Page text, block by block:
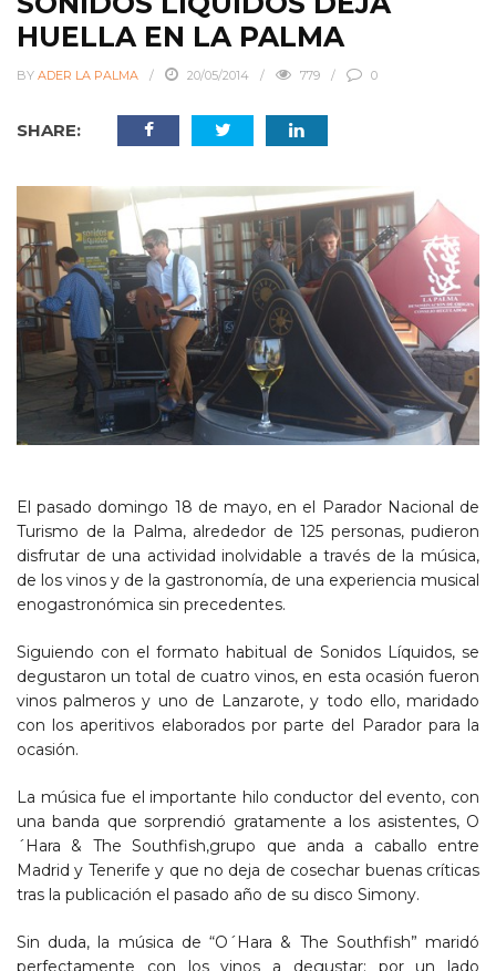
HUELLA EN LA PALMA
BY ADER LA PALMA 20/05/2014 779 0
SHARE:
El pasado domingo 18 de mayo, en el Parador Nacional de
Turismo de la Palma, alrededor de 125 personas, pudieron
disfrutar de una actividad inolvidable a través de la música,
de los vinos y de la gastronomía, de una experiencia musical
enogastronómica sin precedentes.
Siguiendo con el formato habitual de Sonidos Líquidos, se
degustaron un total de cuatro vinos, en esta ocasión fueron
vinos palmeros y uno de Lanzarote, y todo ello, maridado
con los aperitivos elaborados por parte del Parador para la
ocasión.
La música fue el importante hilo conductor del evento, con
una banda que sorprendió gratamente a los asistentes, O
´Hara & The Southfish,grupo que anda a caballo entre
Madrid y Tenerife y que no deja de cosechar buenas críticas
tras la publicación el pasado año de su disco Simony.
Sin duda, la música de “O´Hara & The Southfish” maridó